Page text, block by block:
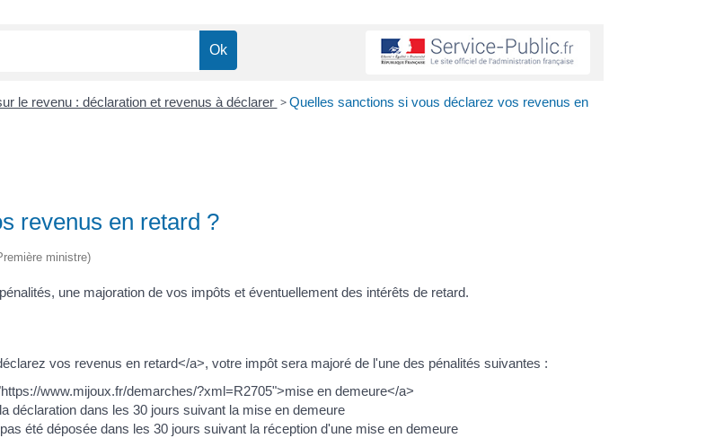
le revenu : déclaration et revenus à déclarer > Quelles sanctions si vous déclarez vos revenus en
revenus en retard ?
ministre)
une majoration de vos impôts et éventuellement des intérêts de retard.
vos revenus en retard</a>, votre impôt sera majoré de l'une des pénalités suivantes :
www.mijoux.fr/demarches/?xml=R2705">mise en demeure</a>
déclaration dans les 30 jours suivant la mise en demeure
été déposée dans les 30 jours suivant la réception d'une mise en demeure